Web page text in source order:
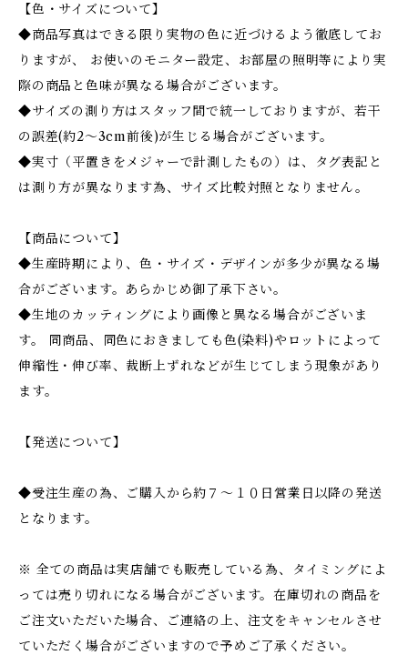
【色・サイズについて】
◆商品写真はできる限り実物の色に近づけるよう徹底してお
りますが、 お使いのモニター設定、お部屋の照明等により実
際の商品と色味が異なる場合がございます。
◆サイズの測り方はスタッフ間で統一しておりますが、若干
の誤差(約2～3cm前後)が生じる場合がございます。
◆実寸（平置きをメジャーで計測したもの）は、タグ表記と
は測り方が異なります為、サイズ比較対照となりません。
【商品について】
◆生産時期により、色・サイズ・デザインが多少が異なる場
合がございます。あらかじめ御了承下さい。
◆生地のカッティングにより画像と異なる場合がございま
す。 同商品、同色におきましても色(染料)やロットによって
伸縮性・伸び率、裁断上ずれなどが生じてしまう現象があり
ます。
【発送について】
◆受注生産の為、ご購入から約７〜１０日営業日以降の発送
となります。
※ 全ての商品は実店舗でも販売している為、タイミングによ
っては売り切れになる場合がございます。在庫切れの商品を
ご注文いただいた場合、ご連絡の上、注文をキャンセルさせ
ていただく場合がございますので予めご了承ください。